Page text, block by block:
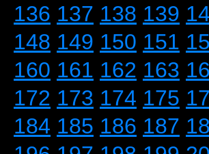
136 137 138 139
148 149 150 151
160 161 162 163
172 173 174 175
184 185 186 187